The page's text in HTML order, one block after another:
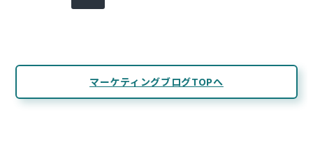
ペ
ー
マーケティングブログTOPへ